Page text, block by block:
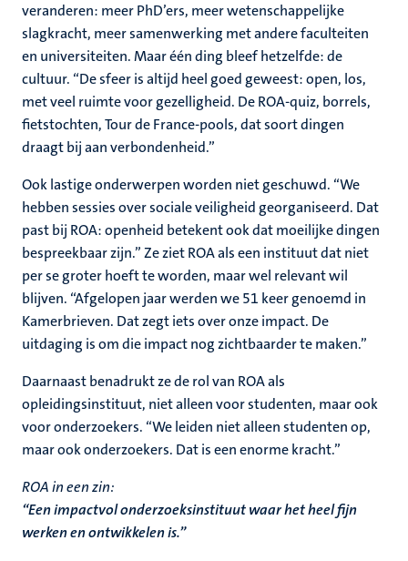
veranderen: meer PhD’ers, meer wetenschappelijke
slagkracht, meer samenwerking met andere faculteiten
en universiteiten. Maar één ding bleef hetzelfde: de
cultuur. “De sfeer is altijd heel goed geweest: open, los,
met veel ruimte voor gezelligheid. De ROA‑quiz, borrels,
fietstochten, Tour de France‑pools, dat soort dingen
draagt bij aan verbondenheid.”
Ook lastige onderwerpen worden niet geschuwd. “We
hebben sessies over sociale veiligheid georganiseerd. Dat
past bij ROA: openheid betekent ook dat moeilijke dingen
bespreekbaar zijn.” Ze ziet ROA als een instituut dat niet
per se groter hoeft te worden, maar wel relevant wil
blijven. “Afgelopen jaar werden we 51 keer genoemd in
Kamerbrieven. Dat zegt iets over onze impact. De
uitdaging is om die impact nog zichtbaarder te maken.”
Daarnaast benadrukt ze de rol van ROA als
opleidingsinstituut, niet alleen voor studenten, maar ook
voor onderzoekers. “We leiden niet alleen studenten op,
maar ook onderzoekers. Dat is een enorme kracht.”
ROA in een zin:
“Een impactvol onderzoeksinstituut waar het heel fijn
werken en ontwikkelen is.”